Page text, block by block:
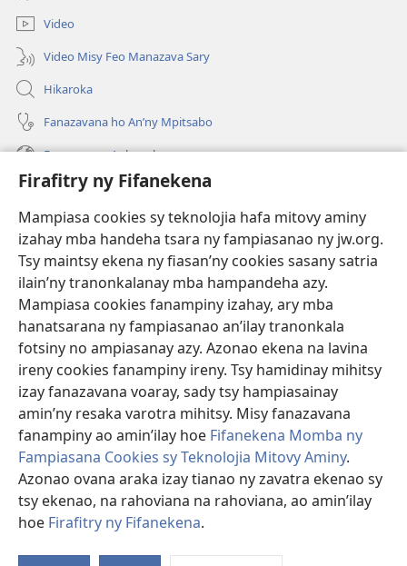
Firafitry ny Fifanekena
Mampiasa cookies sy teknolojia hafa mitovy aminy
izahay mba handeha tsara ny fampiasanao ny jw.org.
Tsy maintsy ekena ny fiasan’ny cookies sasany satria
ilain’ny tranonkalanay mba hampandeha azy.
Mampiasa cookies fanampiny izahay, ary mba
hanatsarana ny fampiasanao an’ilay tranonkala
fotsiny no ampiasanay azy. Azonao ekena na lavina
ireny cookies fanampiny ireny. Tsy hamidinay mihitsy
izay fanazavana voaray, sady tsy hampiasainay
amin’ny resaka varotra mihitsy. Misy fanazavana
fanampiny ao amin’ilay hoe Fifanekena Momba ny
Fampiasana Cookies sy Teknolojia Mitovy Aminy.
Azonao ovana araka izay tianao ny zavatra ekenao sy
tsy ekenao, na rahoviana na rahoviana, ao amin’ilay
hoe Firafitry ny Fifanekena.
Video
Video Misy Feo Manazava Sary
Hikaroka
Fanazavana ho An’ny Mpitsabo
Fanazavana Ankapobeny
Fanampiana
Fanomezana
(manokatra
rohy)
FITEHIRIZAM-BOKIN’NY Vavolombelon’i Jehovah
(manokatra
rohy)
JW Hub
(manokatra
rohy)
JW Library
Watchtower Library ®
Copyright© 2026 Watch Tower Bible and Tract Society of Pennsylvania.
FIFANEKENA| FIFANEKENA MOMBA NY TSIAMBARATELO
NY FIFANEKENA